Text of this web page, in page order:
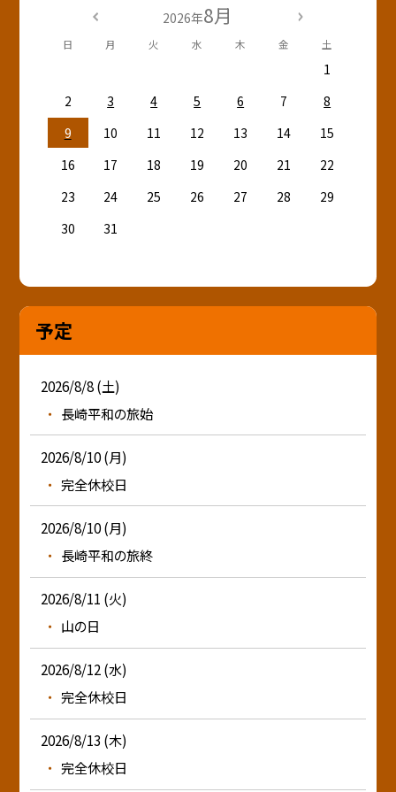
2026年8月
日 月 火 水 木 金 土
1
2
3 4 5 6 7
8
9
10 11 12 13 14
15
16
17 18 19 20 21
22
23
24 25 26 27 28
29
30
31
予定
2026/8/8 (土)
長崎平和の旅始
2026/8/10 (月)
完全休校日
2026/8/10 (月)
長崎平和の旅終
2026/8/11 (火)
山の日
2026/8/12 (水)
完全休校日
2026/8/13 (木)
完全休校日